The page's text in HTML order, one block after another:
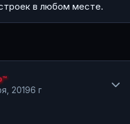
в любом месте.
20196 г